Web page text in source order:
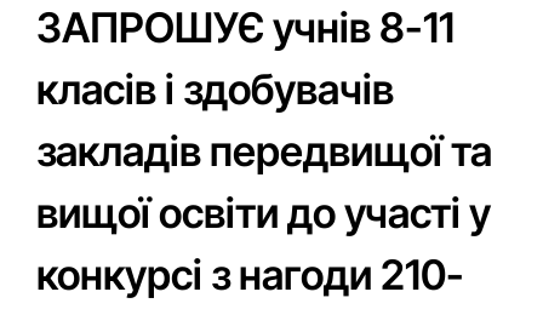
ЗАПРОШУЄ учнів 8-11
класів і здобувачів
закладів передвищої та
вищої освіти до участі у
конкурсі з нагоди 210-